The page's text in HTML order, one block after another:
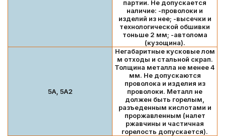
партии. Не допускается
наличие: -проволоки и
изделий из нее; -высечки и
технологической обшивки
тоньше 2 мм; -автолома
(кузощина).
5А, 5А2
Негабаритные кусковые лом
м отходы и стальной скрап.
Толщина металла не менее 4
мм. Не допускаются
проволока и изделия из
проволоки. Металл не
должен быть горелым,
разъеденным кислотами и
проржавленным (налет
ржавчины и частичная
горелость допускается).